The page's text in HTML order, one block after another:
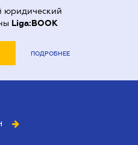
юридический
Liga:BOOK
ПОДРОБНЕЕ